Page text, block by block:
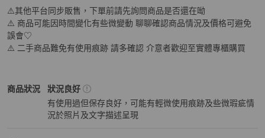
⚠️其他平台同步販售，下單前請先詢問商品是否還在呦
⚠️ 商品可能因時間變化有些微變動 聊聊確認商品情況及價格可避免
誤會♡
⚠️ 二手商品難免有使用痕跡 請多確認 介意者歡迎至實體專櫃購買
商品狀況
Hermès女士配件商品狀態與細節
狀況良好
有使用過但保存良好，可能有輕微使用痕跡及些微瑕疵情
況於照片及文字描述呈現